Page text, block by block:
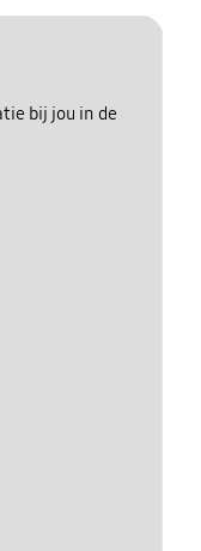
bij jou in de